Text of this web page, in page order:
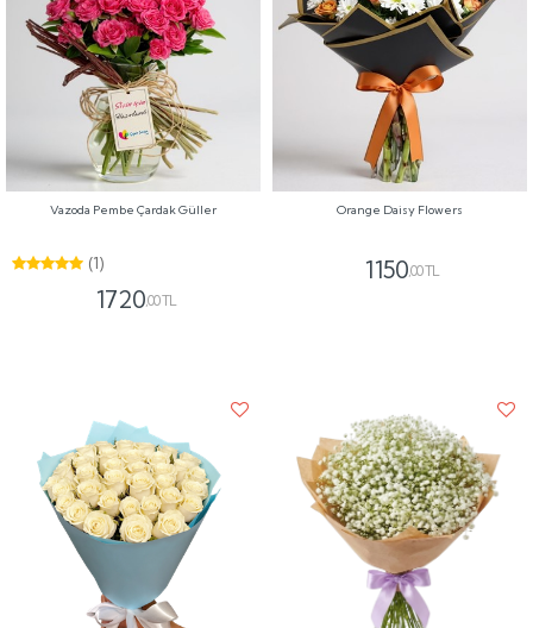
Vazoda Pembe Çardak Güller
(1)
1720,00 TL
Orange Daisy Flowers
1150,00 TL